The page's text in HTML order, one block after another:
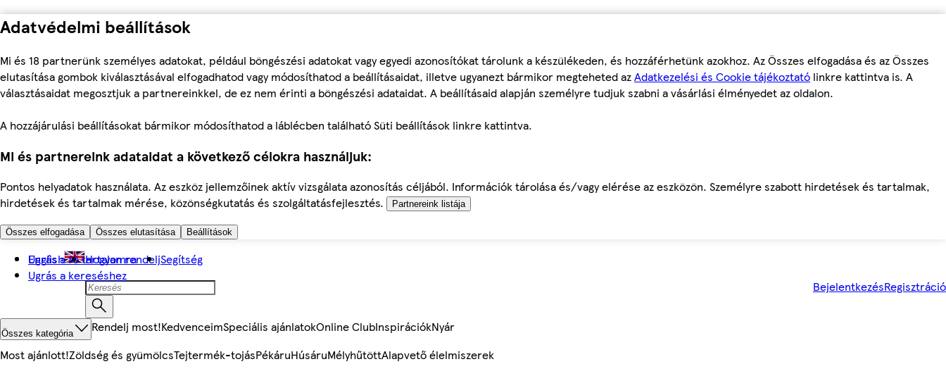
Adatvédelmi beállítások
Mi és 18 partnerünk személyes adatokat, például böngészési adatokat vagy egyedi azonosítókat tárolunk a készülékeden, és hozzáférhetünk azokhoz. Az Összes elfogadása és az Összes
elutasítása gombok kiválasztásával elfogadhatod vagy módosíthatod a beállításaidat, illetve ugyanezt bármikor megteheted azAdatkezelési és Cookie tájékoztató linkre kattintva is. A
választásaidat megosztjuk a partnereinkkel, de ez nem érinti a böngészési adataidat. A beállításaid alapján személyre tudjuk szabni a vásárlási élményedet az oldalon.
A hozzájárulási beállításokat bármikor módosíthatod a láblécben található Süti beállítások linkre kattintva.
Mi és partnereink adataidat a következő célokra használjuk:
Pontos helyadatok használata. Az eszköz jellemzőinek aktív vizsgálata azonosítás céljából. Információk tárolása és/vagy elérése az eszközön. Személyre szabott hirdetések és tartalmak,
hirdetések és tartalmak mérése, közönségkutatás és szolgáltatásfejlesztés.
Partnereink listája
Összes elfogadása Összes elutasítása Beállítások
Ugrás a fő tartalomra
Ugrás a kereséshez
English Hogyan rendeljSegítség
BejelentkezésRegisztráció
Összes kategória Rendelj most!KedvenceimSpeciális ajánlatokOnline ClubInspirációkNyár
Most ajánlott!Zöldség és gyümölcsTejtermék-tojásPékáruHúsáruMélyhűtöttAlapvető élelmiszerek